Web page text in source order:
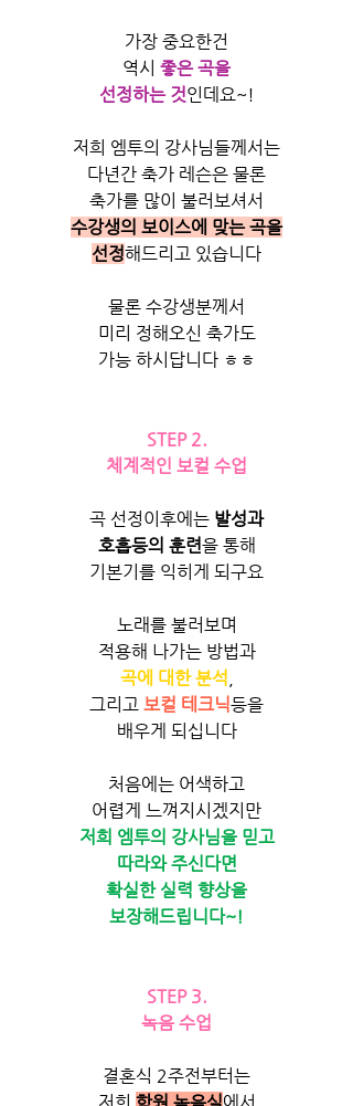
가장 중요한건
역시 좋은 곡을
선정하는 것인데요~!
저희 엠투의 강사님들께서는
다년간 축가 레슨은 물론
축가를 많이 불러보셔서
수강생의 보이스에 맞는 곡을
선정해드리고 있습니다
물론 수강생분께서
미리 정해오신 축가도
가능 하시답니다 ㅎㅎ
STEP 2.
체계적인 보컬 수업
곡 선정이후에는 발성과
호흡등의 훈련을 통해
기본기를 익히게 되구요
노래를 불러보며
적용해 나가는 방법과
곡에 대한 분석
그리고 보컬 테크닉등을
배우게 되십니다
처음에는 어색하고
어렵게 느껴지시겠지만
저희 엠투의 강사님을 믿고
따라와 주신다면
확실한 실력 향상을
보장해드립니다~!
STEP 3.
녹음 수업
결혼식 2주전부터는